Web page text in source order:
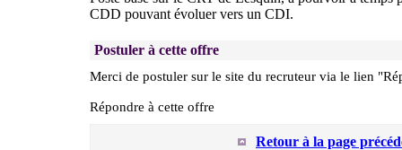
CDD pouvant évoluer vers un CDI.
Postuler à cette offre
Merci de postuler sur le site du recruteur via le lien
Répondre à cette offre
Retour à la page